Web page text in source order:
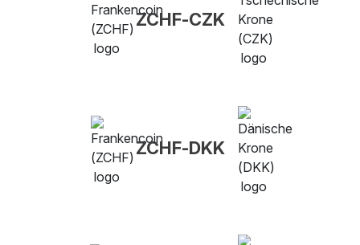
ZCHF-CZK
ZCHF-DKK